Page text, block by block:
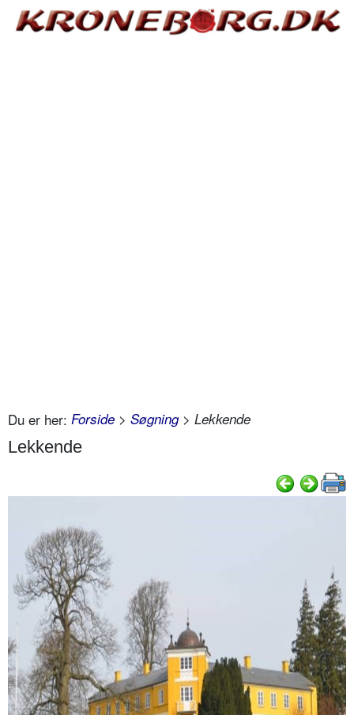
Du er her: Forside > Søgning> Lekkende
Lekkende